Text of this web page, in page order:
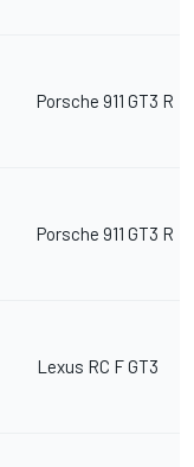
Porsche 911 GT3 R
Porsche 911 GT3 R
Lexus RC F GT3